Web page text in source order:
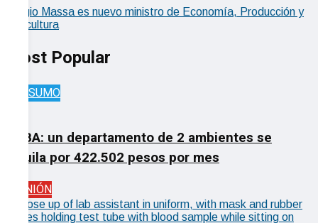
Sergio Massa es nuevo ministro de Economía, Producción y
Agricultura
Most Popular
CONSUMO
CABA: un departamento de 2 ambientes se
alquila por 422.502 pesos por mes
OPINIÓN